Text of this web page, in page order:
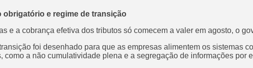
obrigatório e regime de transição
e a cobrança efetiva dos tributos só comecem a valer em agosto, o
foi desenhado para que as empresas alimentem os sistemas
como a não cumulatividade plena e a segregação de informações por